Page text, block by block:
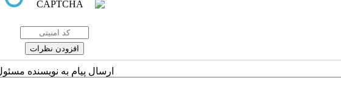
ارسال پیام به نویسنده